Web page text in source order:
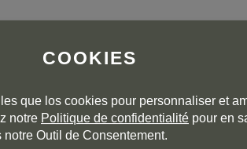
l'été 2024. Pour une meilleure
ce vin contient des sulfites.
COOKIES
que los cookies pour personnaliser et
notre Politique de confidentialité pour en
Outil de Consentement.